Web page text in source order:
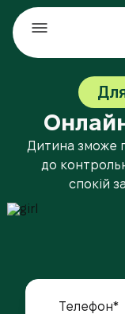
Дитина зможе
до
спокій
Телефон*